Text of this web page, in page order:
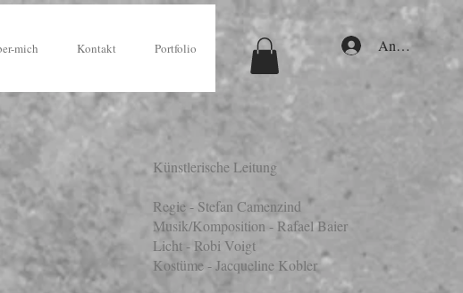
Anmelden
mich Kontakt Portfolio
Künstlerische Leitung
Regie - Stefan Camenzind
Musik/Komposition - Rafael Baier
Licht - Robi Voigt
Kostüme - Jacqueline Kobler